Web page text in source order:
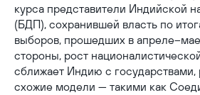
курса представители Индийской
(БДП), сохранившей власть по
выборов, прошедших в
стороны, рост
сближает Индию с
схожие модели — такими как